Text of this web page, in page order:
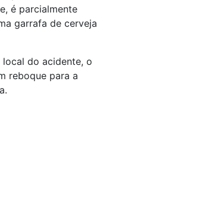
é parcialmente
garrafa de cerveja
do acidente, o
reboque para a